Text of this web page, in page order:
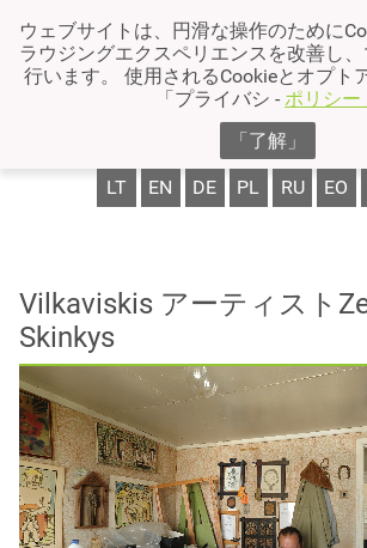
ウェブサイトは、円滑な操作のために
ラウジングエクスペリエンスを改善し
行います。 使用されるCookieとオプト
「プライバシ - ポリシー
「了解」
LT EN DE PL RU EO
Vilkaviskis アーティスト
Skinkys